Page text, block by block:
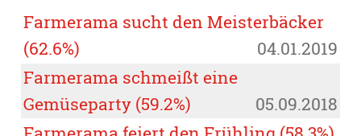
Farmerama sucht den Meisterbäcker
(62.6%)
04.01.2019
Farmerama schmeißt eine
Gemüseparty (59.2%)
05.09.2018